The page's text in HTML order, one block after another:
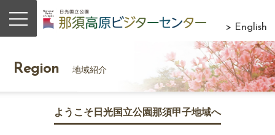
> English
Region 地域紹介
ようこそ日光国立公園那須甲子地域へ